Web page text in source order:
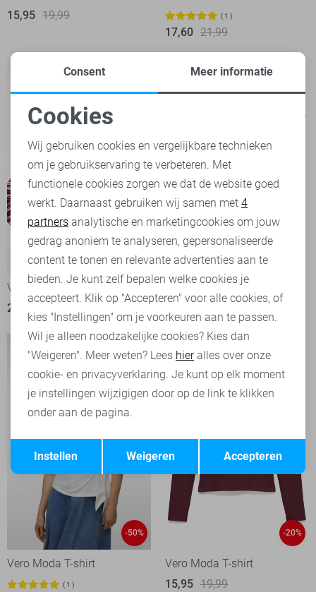
15,95 19,99 1
17,60 21,99
Vero Moda T-shirt
26,99
Vero Moda T-shirt
-50%
Vero Moda T-shirt
1
-20%
Vero Moda T-shirt
15,95 19,99
Noodzakelijke cookies
Personalisatie cookies
Analytische cookies
Marketing cookies
Terug Opslaan
Consent Meer informatie
Cookies
Wij gebruiken cookies en vergelijkbare technieken
om je gebruikservaring te verbeteren. Met
functionele cookies zorgen we dat de website goed
werkt. Daarnaast gebruiken wij samen met 4
partners analytische en marketingcookies om jouw
gedrag anoniem te analyseren, gepersonaliseerde
content te tonen en relevante advertenties aan te
bieden. Je kunt zelf bepalen welke cookies je
accepteert. Klik op "Accepteren" voor alle cookies, of
kies "Instellingen" om je voorkeuren aan te passen.
Wil je alleen noodzakelijke cookies? Kies dan
"Weigeren". Meer weten? Lees hieralles over onze
cookie- en privacyverklaring. Je kunt op elk moment
je instellingen wijzigigen door op de link te klikken
onder aan de pagina.
Accepteren
Weigeren
Instellen